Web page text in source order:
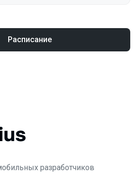
Расписание
разработчиков